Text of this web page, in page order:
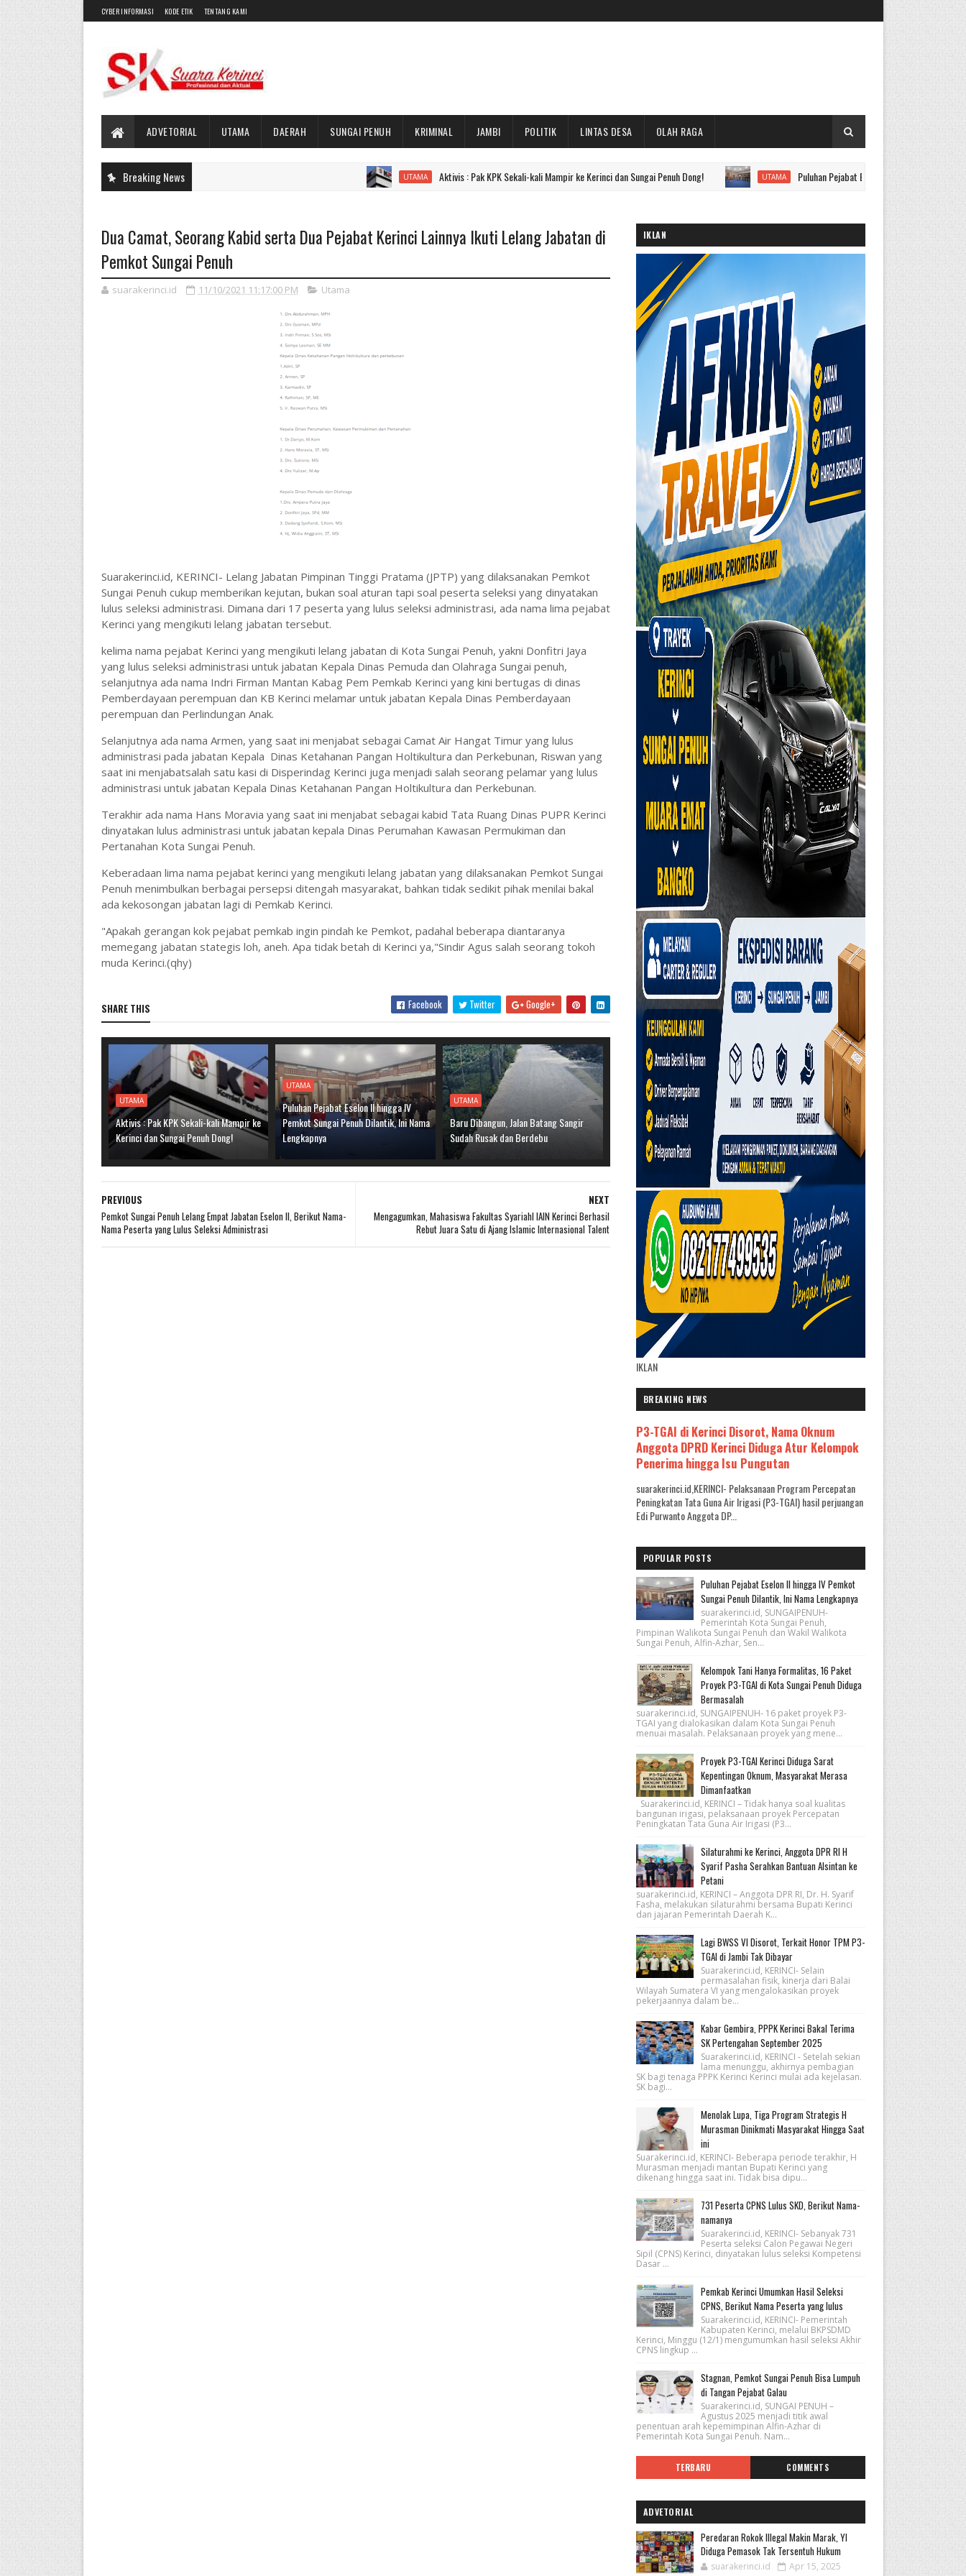
CYBER INFORMASI KODE ETIK TENTANG KAMI
ADVETORIAL UTAMA DAERAH SUNGAI PENUH KRIMINAL JAMBI POLITIK LINTAS DESA OLAH RAGA
Breaking News UTAMA Aktivis : Pak KPK Sekali-kali Mampir ke Kerinci dan Sungai Penuh Dong! UTAMA Puluhan Pejabat Eselon II hingga IV Pemkot Sungai
Dua Camat, Seorang Kabid serta Dua Pejabat Kerinci Lainnya Ikuti Lelang Jabatan di
Pemkot Sungai Penuh
suarakerinci.id 11/10/2021 11:17:00 PM Utama
Suarakerinci.id, KERINCI- Lelang Jabatan Pimpinan Tinggi Pratama (JPTP) yang dilaksanakan Pemkot
Sungai Penuh cukup memberikan kejutan, bukan soal aturan tapi soal peserta seleksi yang dinyatakan
lulus seleksi administrasi. Dimana dari 17 peserta yang lulus seleksi administrasi, ada nama lima pejabat
Kerinci yang mengikuti lelang jabatan tersebut.
kelima nama pejabat Kerinci yang mengikuti lelang jabatan di Kota Sungai Penuh, yakni Donfitri Jaya
yang lulus seleksi administrasi untuk jabatan Kepala Dinas Pemuda dan Olahraga Sungai penuh,
selanjutnya ada nama Indri Firman Mantan Kabag Pem Pemkab Kerinci yang kini bertugas di dinas
Pemberdayaan perempuan dan KB Kerinci melamar untuk jabatan Kepala Dinas Pemberdayaan
perempuan dan Perlindungan Anak.
Selanjutnya ada nama Armen, yang saat ini menjabat sebagai Camat Air Hangat Timur yang lulus
administrasi pada jabatan Kepala Dinas Ketahanan Pangan Holtikultura dan Perkebunan, Riswan yang
saat ini menjabatsalah satu kasi di Disperindag Kerinci juga menjadi salah seorang pelamar yang lulus
administrasi untuk jabatan Kepala Dinas Ketahanan Pangan Holtikultura dan Perkebunan.
Terakhir ada nama Hans Moravia yang saat ini menjabat sebagai kabid Tata Ruang Dinas PUPR Kerinci
dinyatakan lulus administrasi untuk jabatan kepala Dinas Perumahan Kawasan Permukiman dan
Pertanahan Kota Sungai Penuh.
Keberadaan lima nama pejabat kerinci yang mengikuti lelang jabatan yang dilaksanakan Pemkot Sungai
Penuh menimbulkan berbagai persepsi ditengah masyarakat, bahkan tidak sedikit pihak menilai bakal
ada kekosongan jabatan lagi di Pemkab Kerinci.
"Apakah gerangan kok pejabat pemkab ingin pindah ke Pemkot, padahal beberapa diantaranya
memegang jabatan stategis loh, aneh. Apa tidak betah di Kerinci ya,"Sindir Agus salah seorang tokoh
muda Kerinci.(qhy)
SHARE THIS Facebook Twitter Google+
UTAMA
Aktivis : Pak KPK Sekali-kali Mampir ke
Kerinci dan Sungai Penuh Dong!
UTAMA
Puluhan Pejabat Eselon II hingga IV
Pemkot Sungai Penuh Dilantik, Ini Nama
Lengkapnya
UTAMA
Baru Dibangun, Jalan Batang Sangir
Sudah Rusak dan Berdebu
NEXT
Mengagumkan, Mahasiswa Fakultas SyariahI IAIN Kerinci Berhasil
Rebut Juara Satu di Ajang Islamic Internasional Talent
PREVIOUS
Pemkot Sungai Penuh Lelang Empat Jabatan Eselon II, Berikut Nama-
Nama Peserta yang Lulus Seleksi Administrasi
IKLAN
IKLAN
BREAKING NEWS
P3-TGAI di Kerinci Disorot, Nama Oknum
Anggota DPRD Kerinci Diduga Atur Kelompok
Penerima hingga Isu Pungutan
suarakerinci.id,KERINCI- Pelaksanaan Program Percepatan
Peningkatan Tata Guna Air Irigasi (P3-TGAI) hasil perjuangan
Edi Purwanto Anggota DP...
POPULAR POSTS
Puluhan Pejabat Eselon II hingga IV Pemkot
Sungai Penuh Dilantik, Ini Nama Lengkapnya
suarakerinci.id, SUNGAIPENUH-
Pemerintah Kota Sungai Penuh,
Pimpinan Walikota Sungai Penuh dan Wakil Walikota
Sungai Penuh, Alfin-Azhar, Sen...
Kelompok Tani Hanya Formalitas, 16 Paket
Proyek P3-TGAI di Kota Sungai Penuh Diduga
Bermasalah
suarakerinci.id, SUNGAIPENUH- 16 paket proyek P3-
TGAI yang dialokasikan dalam Kota Sungai Penuh
menuai masalah. Pelaksanaan proyek yang mene...
Proyek P3-TGAI Kerinci Diduga Sarat
Kepentingan Oknum, Masyarakat Merasa
Dimanfaatkan
Suarakerinci.id, KERINCI – Tidak hanya soal kualitas
bangunan irigasi, pelaksanaan proyek Percepatan
Peningkatan Tata Guna Air Irigasi (P3...
Silaturahmi ke Kerinci, Anggota DPR RI H
Syarif Pasha Serahkan Bantuan Alsintan ke
Petani
suarakerinci.id, KERINCI – Anggota DPR RI, Dr. H. Syarif
Fasha, melakukan silaturahmi bersama Bupati Kerinci
dan jajaran Pemerintah Daerah K...
Lagi BWSS VI Disorot, Terkait Honor TPM P3-
TGAI di Jambi Tak Dibayar
Suarakerinci.id, KERINCI- Selain
permasalahan fisik, kinerja dari Balai
Wilayah Sumatera VI yang mengalokasikan proyek
pekerjaannya dalam be...
Kabar Gembira, PPPK Kerinci Bakal Terima
SK Pertengahan September 2025
Suarakerinci.id, KERINCI - Setelah sekian
lama menunggu, akhirnya pembagian
SK bagi tenaga PPPK Kerinci Kerinci mulai ada kejelasan.
SK bagi...
Menolak Lupa, Tiga Program Strategis H
Murasman Dinikmati Masyarakat Hingga Saat
ini
Suarakerinci.id, KERINCI- Beberapa periode terakhir, H
Murasman menjadi mantan Bupati Kerinci yang
dikenang hingga saat ini. Tidak bisa dipu...
731 Peserta CPNS Lulus SKD, Berikut Nama-
namanya
Suarakerinci.id, KERINCI- Sebanyak 731
Peserta seleksi Calon Pegawai Negeri
Sipil (CPNS) Kerinci, dinyatakan lulus seleksi Kompetensi
Dasar ...
Pemkab Kerinci Umumkan Hasil Seleksi
CPNS, Berikut Nama Peserta yang lulus
Suarakerinci.id, KERINCI- Pemerintah
Kabupaten Kerinci, melalui BKPSDMD
Kerinci, Minggu (12/1) mengumumkan hasil seleksi Akhir
CPNS lingkup ...
Stagnan, Pemkot Sungai Penuh Bisa Lumpuh
di Tangan Pejabat Galau
Suarakerinci.id, SUNGAI PENUH –
Agustus 2025 menjadi titik awal
penentuan arah kepemimpinan Alfin-Azhar di
Pemerintah Kota Sungai Penuh. Nam...
TERBARU COMMENTS
ADVETORIAL
Peredaran Rokok Illegal Makin Marak, YI
Diduga Pemasok Tak Tersentuh Hukum
suarakerinci.id Apr 15, 2025